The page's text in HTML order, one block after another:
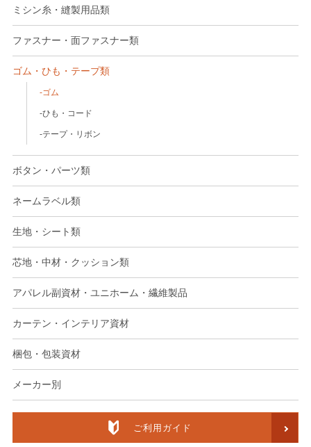
ミシン糸・縫製用品類
ファスナー・面ファスナー類
ゴム・ひも・テープ類
ゴム
ひも・コード
テープ・リボン
ボタン・パーツ類
ネームラベル類
生地・シート類
芯地・中材・クッション類
アパレル副資材・ユニホーム・繊維製品
カーテン・インテリア資材
梱包・包装資材
メーカー別
ご利用ガイド